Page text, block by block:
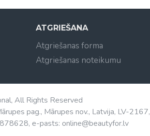
ATGRIEŠANA
Atgriešanas forma
Atgriešanas noteikumu
All Rights Reserved
pag., Mārupes nov., Latvija, LV-2167,
e-pasts: online@beautyfor.lv